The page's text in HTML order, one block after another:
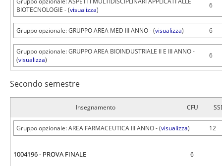
BIOTECNOLOGIE - (visualizza)
6
Gruppo opzionale: GRUPPO AREA MED III ANNO - (visualizza) 6
Gruppo opzionale: GRUPPO AREA BIOINDUSTRIALE II E III ANNO -
(visualizza)
6
Secondo semestre
Insegnamento CFU
Gruppo opzionale: AREA FARMACEUTICA III ANNO - (visualizza) 12
1004196 - PROVA FINALE 6